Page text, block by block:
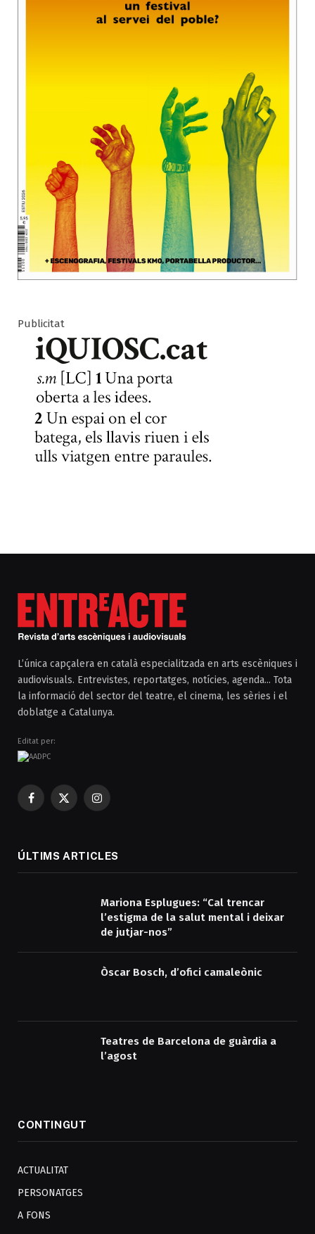
Publicitat
L’única capçalera en català especialitzada en arts escèniques i
audiovisuals. Entrevistes, reportatges, notícies, agenda... Tota
la informació del sector del teatre, el cinema, les sèries i el
doblatge a Catalunya.
Editat per:
Facebook
X
Instagram
ÚLTIMS ARTICLES
Mariona Esplugues: “Cal trencar
l’estigma de la salut mental i deixar
de jutjar-nos”
Òscar Bosch, d’ofici camaleònic
Teatres de Barcelona de guàrdia a
l’agost
CONTINGUT
ACTUALITAT
PERSONATGES
A FONS